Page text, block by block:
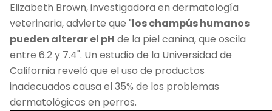
Elizabeth Brown, investigadora en dermatología
veterinaria, advierte que "los champús humanos
pueden alterar el pH de la piel canina, que oscila
entre 6.2 y 7.4". Un estudio de la Universidad de
California reveló que el uso de productos
inadecuados causa el 35% de los problemas
dermatológicos en perros.